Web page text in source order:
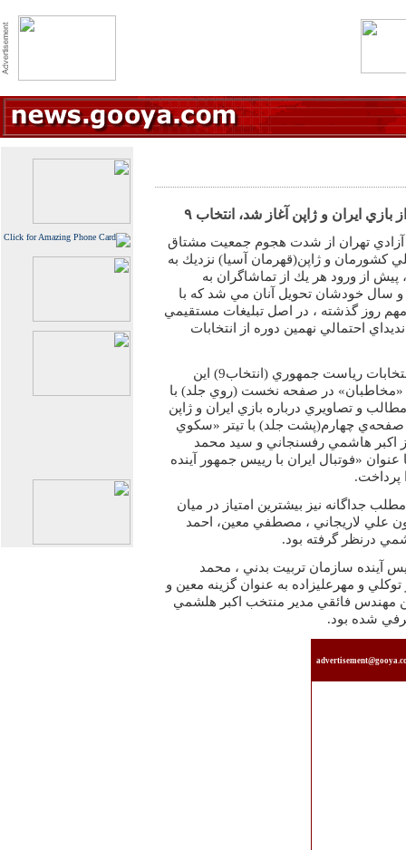
ايران و ژاپن آغاز شد، انتخاب ۹
آزادي تهران از شدت هجوم جمعيت مشتاق
كشورمان و ژاپن(قهرمان آسيا) نزديك به
پيش از ورود هر يك از تماشاگران به
سال خودشان تحويل آنان مي شد كه با
روز گذشته ، در اصل تبليغات مستقيمي
احتمالي نهمين دوره از انتخابات
به گزارش خبرنگار رسانه خبري انتخابات رياست جمهوري (انتخاب9) اين
«مخاطبان» در صفحه نخست (روي جلد) با
و تصاويري درباره بازي ايران و ژاپن
صفحه‌ي چهارم(پشت جلد) با تيتر «سكوي
اكبر هاشمي رفسنجاني و سيد محمد
«فوتبال ايران با رييس جمهور آينده
پرداخت.
جداگانه نيز بيشترين امتياز در ميان
علي لاريجاني ، مصطفي معين، احمد
درنظر گرفته بود.
آينده سازمان تربيت بدني ، محمد
توكلي و مهرعليزاده به عنوان گزينه معين و
فائقي مدير منتخب اكبر هلشمي
شده بود.